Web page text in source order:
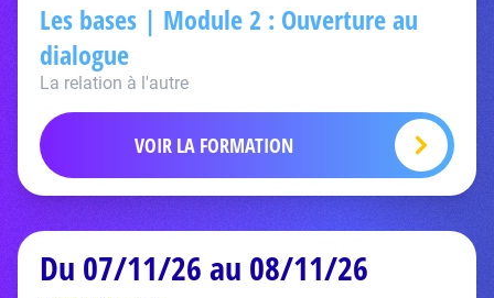
Les bases | Module 2 : Ouverture au
dialogue
La relation à l'autre
VOIR LA FORMATION
Du 07/11/26 au 08/11/26